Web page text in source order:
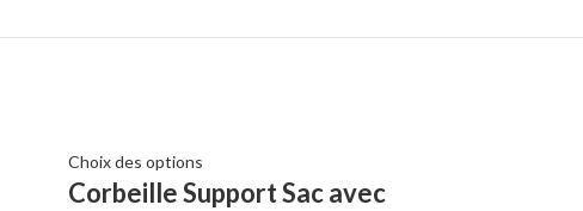
Choix des options
Corbeille Support Sac avec